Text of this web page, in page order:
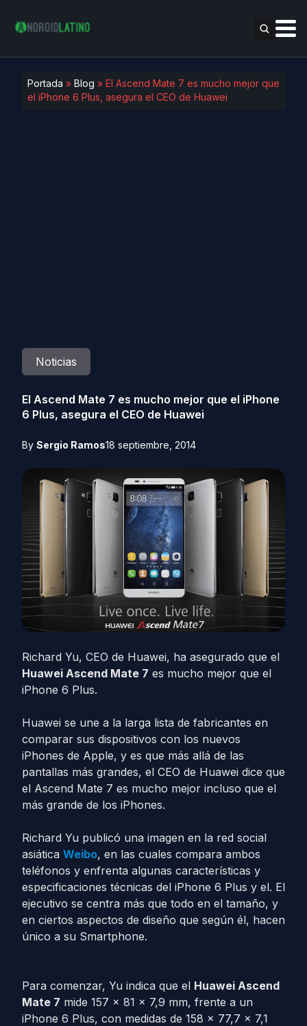
Portada » Blog » El Ascend Mate 7 es mucho mejor que
el iPhone 6 Plus, asegura el CEO de Huawei
Noticias
El Ascend Mate 7 es mucho mejor que el iPhone
6 Plus, asegura el CEO de Huawei
By Sergio Ramos18 septiembre, 2014
Richard Yu, CEO de Huawei, ha asegurado que el
Huawei Ascend Mate 7 es mucho mejor que el
iPhone 6 Plus.
Huawei se une a la larga lista de fabricantes en
comparar sus dispositivos con los nuevos
iPhones de Apple, y es que más allá de las
pantallas más grandes, el CEO de Huawei dice que
el Ascend Mate 7 es mucho mejor incluso que el
más grande de los iPhones.
Richard Yu publicó una imagen en la red social
asiática Weibo, en las cuales compara ambos
teléfonos y enfrenta algunas características y
especificaciones técnicas del iPhone 6 Plus y el. El
ejecutivo se centra más que todo en el tamaño, y
en ciertos aspectos de diseño que según él, hacen
único a su Smartphone.
Para comenzar, Yu indica que el Huawei Ascend
Mate 7 mide 157 x 81 x 7,9 mm, frente a un
iPhone 6 Plus, con medidas de 158 x 77,7 x 7,1